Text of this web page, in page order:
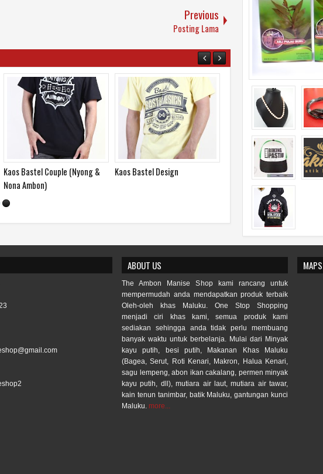
Previous
Posting Lama
Kaos Bastel Ambonesia is
Awesome
Kaos Bastel Ini Ambon Nyong
Kaos Bastel Couple (Nyong &
Nona Ambon)
ABOUT US
The Ambon Manise Shop kami rancang untuk
mempermudah anda mendapatkan produk terbaik
Oleh-oleh khas Maluku. One Stop Shopping
menjadi ciri khas kami, semua produk kami
sediakan sehingga anda tidak perlu membuang
banyak waktu untuk berbelanja. Mulai dari Minyak
kayu putih, besi putih, Makanan Khas Maluku
(Bagea, Serut, Roti Kenari, Makron, Halua Kenari,
sagu lempeng, abon ikan cakalang, permen minyak
kayu putih, dll), mutiara air laut, mutiara air tawar,
kain tenun tanimbar, batik Maluku, gantungan kunci
Maluku. more...
MAPS